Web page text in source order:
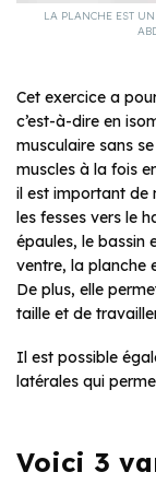
LA PLANCHE EST
Cet exercice a
c’est-à-dire en
musculaire sans
muscles à la fois
il est important de
les fesses vers le
épaules, le bassin
ventre, la planche
De plus, elle
taille et de
Il est possible
latérales qui
Voici 3